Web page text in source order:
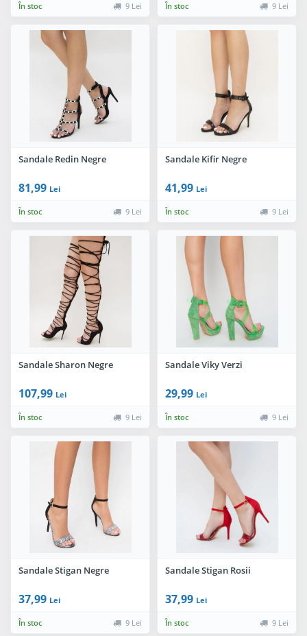
În stoc 9 Lei În stoc 9 Lei
Sandale Redin Negre
81,99 Lei
În stoc 9 Lei
Sandale Kifir Negre
41,99 Lei
În stoc 9 Lei
Sandale Sharon Negre
107,99 Lei
În stoc 9 Lei
Sandale Viky Verzi
29,99 Lei
În stoc 9 Lei
Sandale Stigan Negre
37,99 Lei
În stoc 9 Lei
Sandale Stigan Rosii
37,99 Lei
În stoc 9 Lei